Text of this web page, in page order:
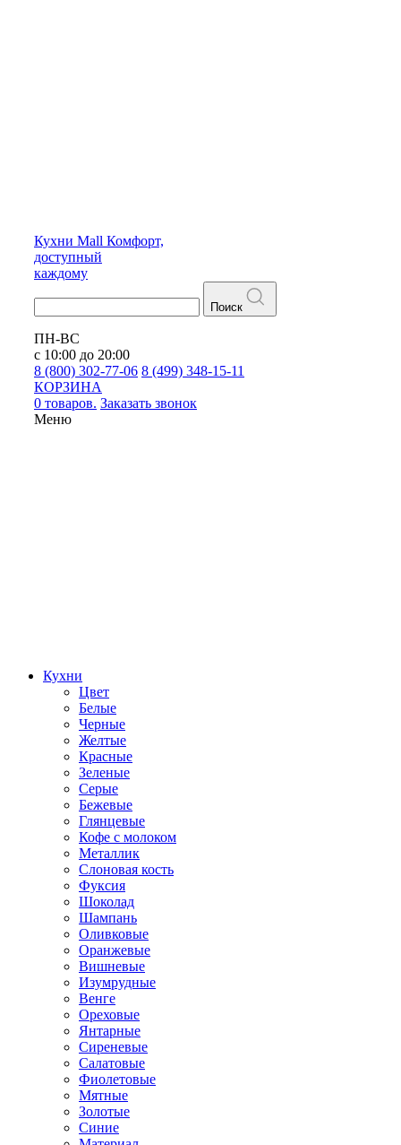
Кухни Mall Комфорт,
доступный
каждому
Поиск
ПН-ВС
с 10:00 до 20:00
8 (800) 302-77-06 8 (499) 348-15-11
КОРЗИНА
0 товаров. Заказать звонок
Меню
Кухни
Цвет
Белые
Черные
Желтые
Красные
Зеленые
Серые
Бежевые
Глянцевые
Кофе с молоком
Металлик
Слоновая кость
Фуксия
Шоколад
Шампань
Оливковые
Оранжевые
Вишневые
Изумрудные
Венге
Ореховые
Янтарные
Сиреневые
Салатовые
Фиолетовые
Мятные
Золотые
Синие